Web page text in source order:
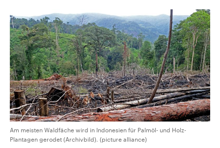
Am meisten Waldfäche wird in Indonesien für Palmöl- und Holz-
Plantagen gerodet (Archivbild). (picture alliance)